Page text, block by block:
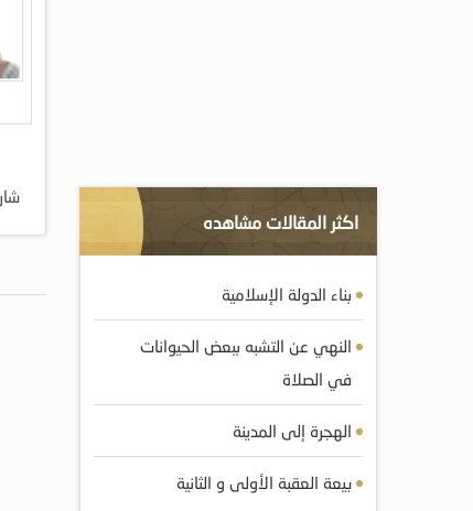
اكثر المقالات مشاهده
بناء الدولة الإسلامية
النهي عن التشبه ببعض الحيوانات
في الصلاة
الهجرة إلى المدينة
بيعة العقبة الأولى و الثانية